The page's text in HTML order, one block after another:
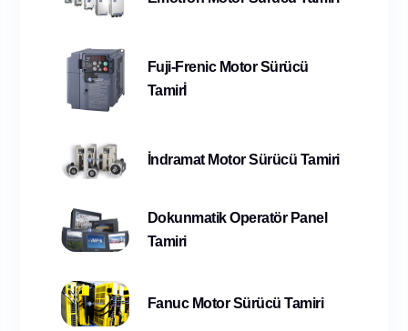
Fuji-Frenic Motor Sürücü
Tamirİ
İndramat Motor Sürücü Tamiri
Dokunmatik Operatör Panel
Tamiri
Fanuc Motor Sürücü Tamiri